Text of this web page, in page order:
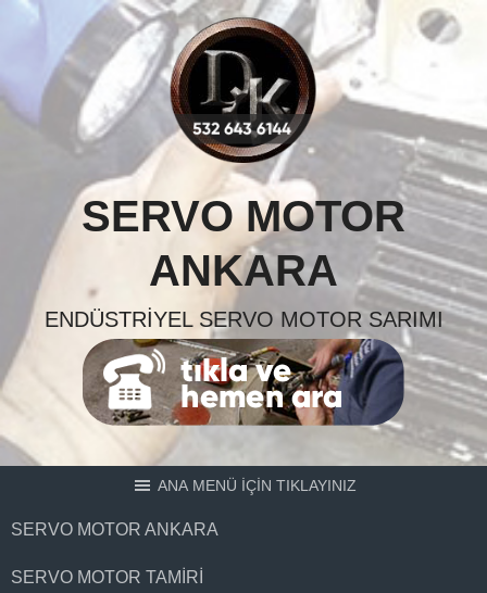
Skip
content
SERVO MOTOR
ANKARA
ENDÜSTRIYEL SERVO MOTOR SARIMI
ANA MENÜ İÇİN TIKLAYINIZ
SERVO MOTOR ANKARA
SERVO MOTOR TAMIRI